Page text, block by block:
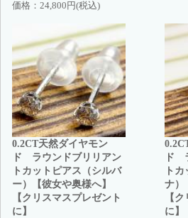
価格： 24,800円(税込)
0.2CT天然ダイヤモン
ド ラウンドブリリアン
トカットピアス（シルバ
ー）【彼女や奥様へ】
【クリスマスプレゼント
に】
ド
ト
ナ）
【
に】